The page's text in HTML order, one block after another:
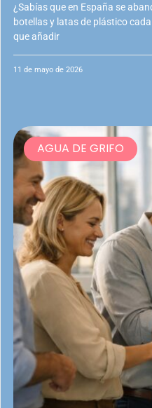
¿Sabías que en España se
botellas y latas de plástico
que añadir
11 de mayo de 2026
AGUA DE GRIFO